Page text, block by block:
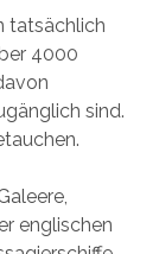
tatsächlich
4000
sind.
englischen